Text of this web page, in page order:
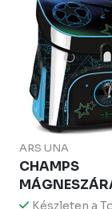
ARS UNA
CHAMPS
Készleten a